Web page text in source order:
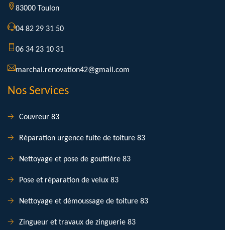
83000 Toulon
04 82 29 31 50
06 34 23 10 31
marchal.renovation42@gmail.com
Nos Services
Couvreur 83
Réparation urgence fuite de toiture 83
Nettoyage et pose de gouttière 83
Pose et réparation de velux 83
Nettoyage et démoussage de toiture 83
Zingueur et travaux de zinguerie 83